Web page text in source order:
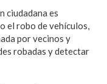
ciudadana es
el robo de vehículos,
por vecinos y
robadas y detectar